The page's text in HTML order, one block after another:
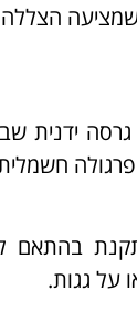
גרסה ידנית
חשמלית
בהתאם
על גגות.